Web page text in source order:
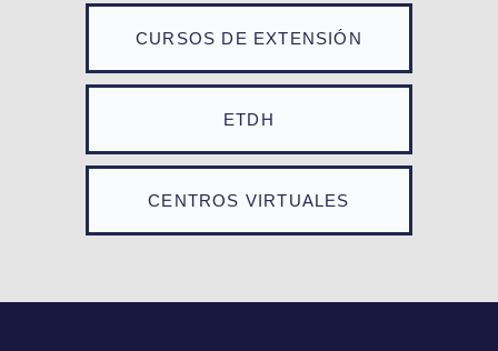
CURSOS DE EXTENSIÓN
ETDH
CENTROS VIRTUALES